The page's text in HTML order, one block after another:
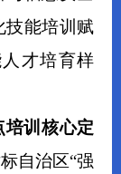
技能培训赋
才培育样
培训核心定
自治区“强